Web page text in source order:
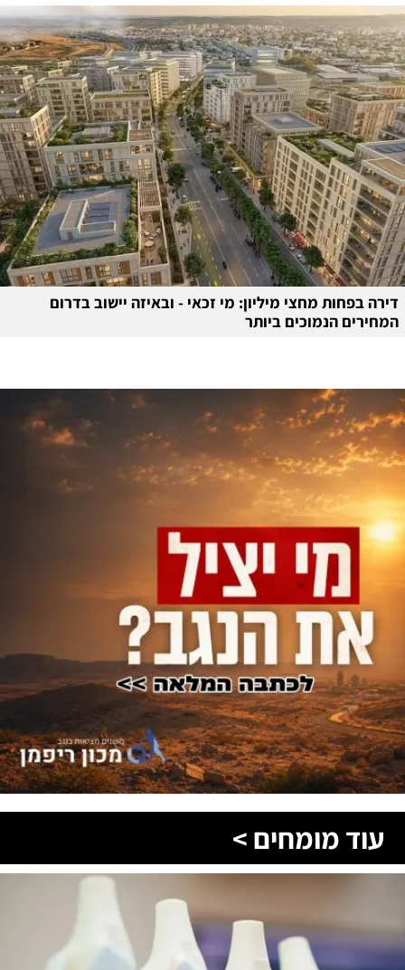
דירה בפחות מחצי מיליון: מי זכאי - ובאיזה יישוב בדרום
המחירים הנמוכים ביותר
עוד מומחים >